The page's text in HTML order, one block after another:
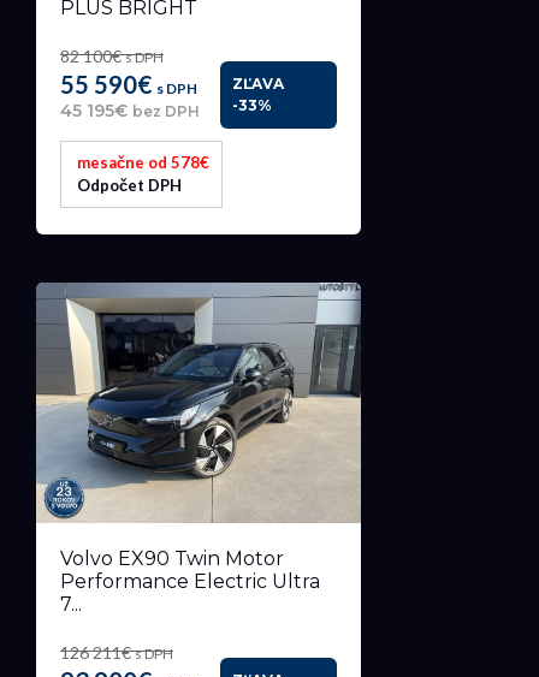
PLUS BRIGHT
82 100€s DPH
55 590€ s DPH
45 195€ bez DPH
ZĽAVA
-33%
mesačne od 578€
Odpočet DPH
Volvo EX90 Twin Motor
Performance Electric Ultra
7...
126 211€s DPH